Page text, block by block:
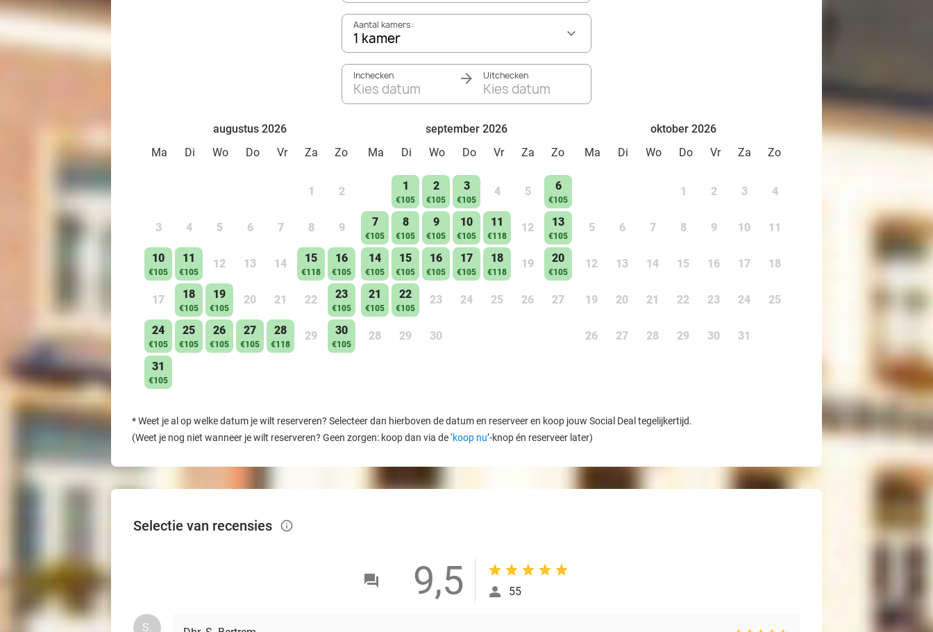
Aantal kamers:
1 kamer
Inchecken
Kies datum
Uitchecken
Kies datum
augustus 2026
Ma
Di Wo Do Vr Za Zo
1 2
3 4 5 6 7 8 9
10
€105
11
€105
12 13 14 15
€118
16
€105
17 18
€105
19
€105
20 21 22 23
€105
24
€105
25
€105
26
€105
27
€105
28
€118
29 30
€105
31
€105
september 2026
Ma
Di Wo Do Vr Za Zo
1
€105
2
€105
3
€105
4 5 6
€105
7
€105
8
€105
9
€105
10
€105
11
€118
12 13
€105
14
€105
15
€105
16
€105
17
€105
18
€118
19 20
€105
21
€105
22
€105
23 24 25 26 27
28 29 30
oktober 2026
Ma
Di Wo Do Vr Za Zo
1 2 3 4
5 6 7 8 9 10 11
12 13 14 15 16 17 18
19 20 21 22 23 24 25
26 27 28 29 30 31
*Weet je al op welke datum je wilt reserveren? Selecteer dan hierboven de datum en reserveer en koop jouw Social Deal tegelijkertijd.
(Weet je nog niet wanneer je wilt reserveren? Geen zorgen: koop dan via de ‘koop nu’-knop én reserveer later)
Selectie van recensies info_outlined
9,5 55
S.